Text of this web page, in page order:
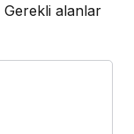
Gerekli alanlar